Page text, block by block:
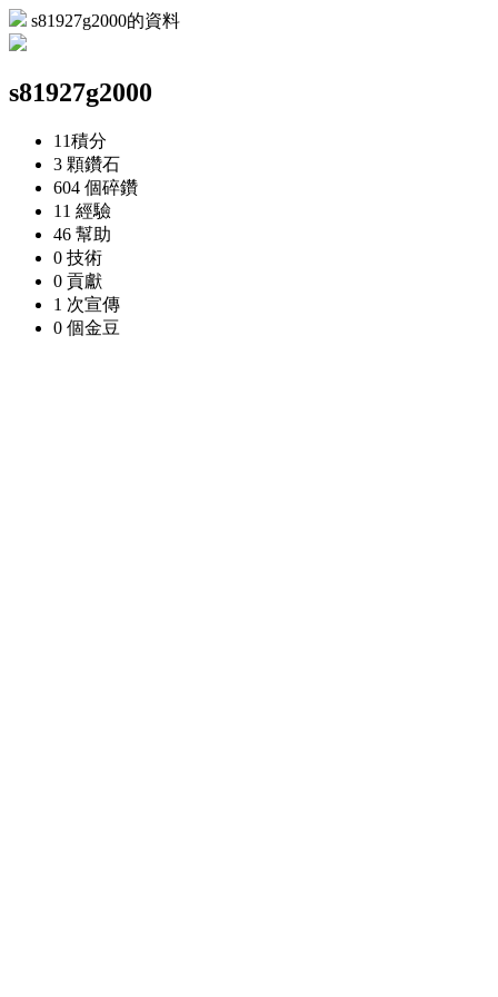
s81927g2000的資料
s81927g2000
11積分
3 顆鑽石
604 個碎鑽
11 經驗
46 幫助
0 技術
0 貢獻
1 次宣傳
0 個金豆